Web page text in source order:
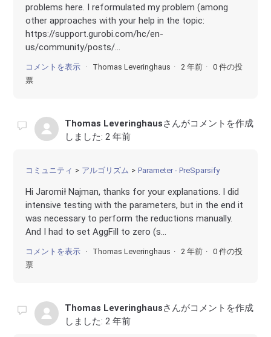
problems here. I reformulated my problem (among
other approaches with your help in the topic:
https://support.gurobi.com/hc/en-
us/community/posts/...
コメントを表示 Thomas Leveringhaus 2 年前
0 件の投
票
Thomas Leveringhausさんがコメントを作成
しました:2 年前
コミュニティ アルゴリズム Parameter - PreSparsify
Hi Jaromił Najman, thanks for your explanations. I did
intensive testing with the parameters, but in the end it
was necessary to perform the reductions manually.
And I had to set AggFill to zero (s...
コメントを表示 Thomas Leveringhaus 2 年前
0 件の投
票
Thomas Leveringhausさんがコメントを作成
しました:2 年前